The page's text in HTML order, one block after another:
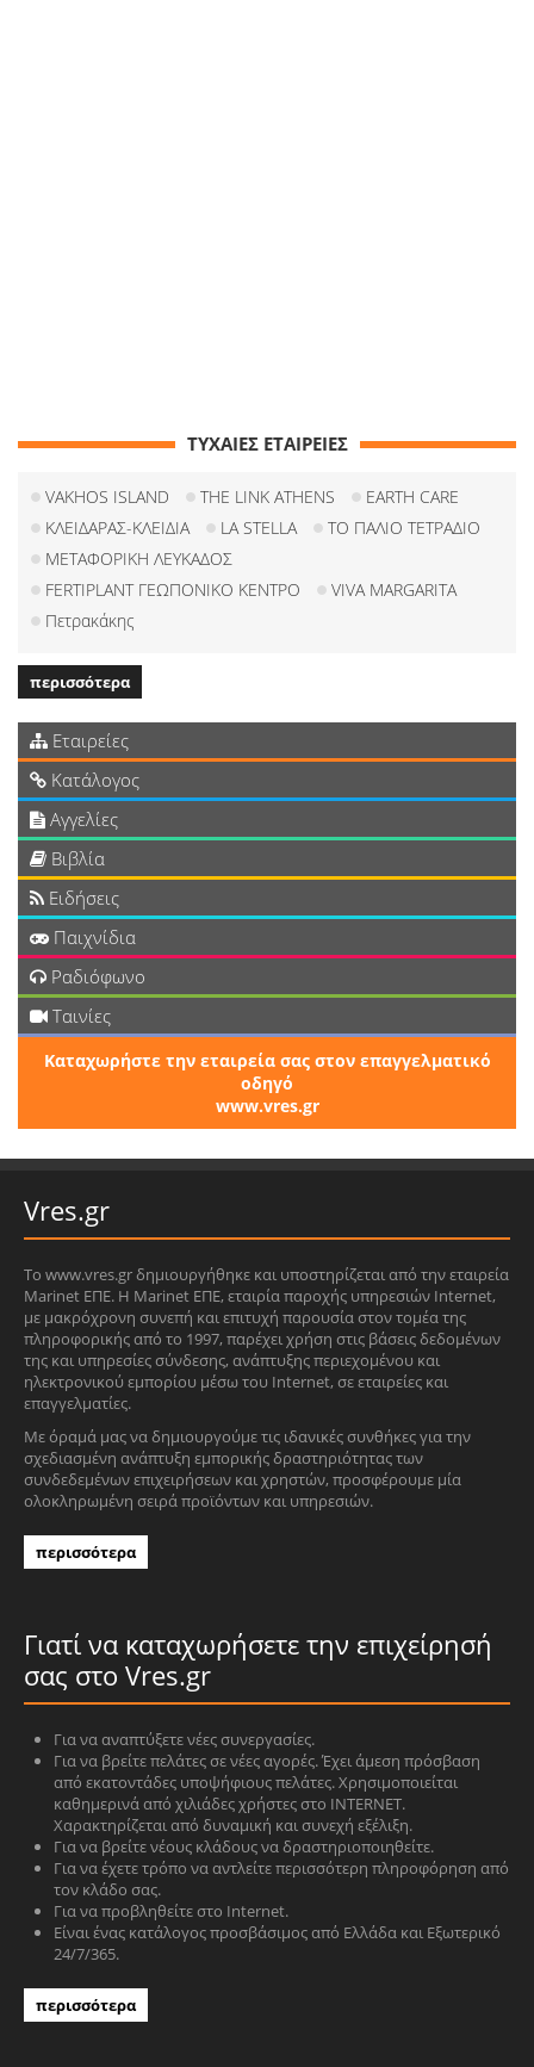
ΤΥΧΑΙΕΣ ΕΤΑΙΡΕΙΕΣ
VAKHOS ISLAND THE LINK ATHENS
EARTH CARE
ΚΛΕΙΔΑΡΑΣ-ΚΛΕΙΔΙΑ
LA STELLA
ΤΟ ΠΑΛΙΟ ΤΕΤΡΑΔΙΟ
ΜΕΤΑΦΟΡΙΚΗ ΛΕΥΚΑΔΟΣ
FERTIPLANT ΓΕΩΠΟΝΙΚΟ ΚΕΝΤΡΟ
VIVA MARGARITA
Πετρακάκης
περισσότερα
Εταιρείες
Κατάλογος
Αγγελίες
Βιβλία
Ειδήσεις
Παιχνίδια
Ραδιόφωνο
Ταινίες
Καταχωρήστε την εταιρεία σας στον επαγγελματικό
οδηγό
www.vres.gr
Vres.gr
Το www.vres.gr δημιουργήθηκε και υποστηρίζεται από την εταιρεία
Marinet ΕΠΕ. Η Marinet ΕΠΕ, εταιρία παροχής υπηρεσιών Internet,
με μακρόχρονη συνεπή και επιτυχή παρουσία στον τομέα της
πληροφορικής από το 1997, παρέχει χρήση στις βάσεις δεδομένων
της και υπηρεσίες σύνδεσης, ανάπτυξης περιεχομένου και
ηλεκτρονικού εμπορίου μέσω του Internet, σε εταιρείες και
επαγγελματίες.
Με όραμά μας να δημιουργούμε τις ιδανικές συνθήκες για την
σχεδιασμένη ανάπτυξη εμπορικής δραστηριότητας των
συνδεδεμένων επιχειρήσεων και χρηστών, προσφέρουμε μία
ολοκληρωμένη σειρά προϊόντων και υπηρεσιών.
περισσότερα
Γιατί να καταχωρήσετε την επιχείρησή
σας στο Vres.gr
Για να αναπτύξετε νέες συνεργασίες.
Για να βρείτε πελάτες σε νέες αγορές. Έχει άμεση πρόσβαση
από εκατοντάδες υποψήφιους πελάτες. Χρησιμοποιείται
καθημερινά από χιλιάδες χρήστες στο INTERNET.
Χαρακτηρίζεται από δυναμική και συνεχή εξέλιξη.
Για να βρείτε νέους κλάδους να δραστηριοποιηθείτε.
Για να έχετε τρόπο να αντλείτε περισσότερη πληροφόρηση από
τον κλάδο σας.
Για να προβληθείτε στο Internet.
Είναι ένας κατάλογος προσβάσιμος από Ελλάδα και Εξωτερικό
24/7/365.
περισσότερα